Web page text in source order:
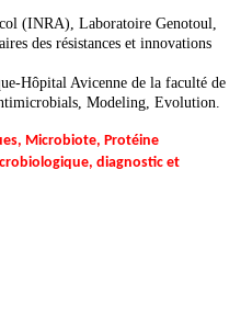
(INRA), Laboratoire Genotoul,
des résistances et innovations
Hôpital Avicenne de la faculté de
Modeling, Evolution.
Microbiote, Protéine
diagnostic et